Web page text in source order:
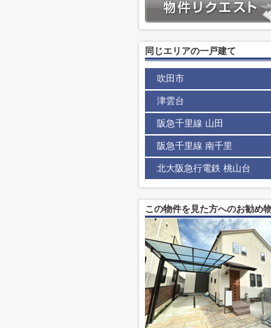
同じエリアの一戸建て
吹田市
津雲台
阪急千里線 山田
阪急千里線 南千里
北大阪急行電鉄 桃山台
この物件を見た方へのお勧め